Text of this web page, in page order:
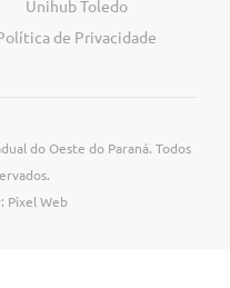
Unihub Toledo
de Privacidade
do Oeste do Paraná. Todos
Pixel Web